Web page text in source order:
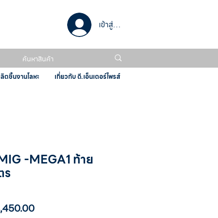
เข้าสู่ระบบ
ตชิ้นงานโลหะ เกี่ยวกับ ดี.เอ็นเตอร์ไพรส์
-MEGA1 ท้าย
ร
ราคา